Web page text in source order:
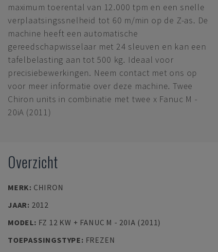
maximum toerental van 12.000 tpm en een snelle
verplaatsingssnelheid tot 60 m/min op de Z-as. De
machine heeft een automatische
gereedschapwisselaar met 24 sleuven en kan een
tafelbelasting aan tot 500 kg. Ideaal voor
precisiebewerkingen. Neem contact met ons op
voor meer informatie over deze machine. Twee
Chiron units in combinatie met twee x Fanuc M -
20iA (2011)
Overzicht
MERK: CHIRON
JAAR: 2012
MODEL: FZ 12 KW + FANUC M - 20IA (2011)
TOEPASSINGSTYPE: FREZEN